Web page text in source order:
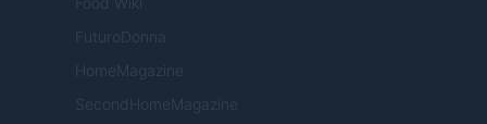
FuturoDonna
HomeMagazine
SecondHomeMagazine